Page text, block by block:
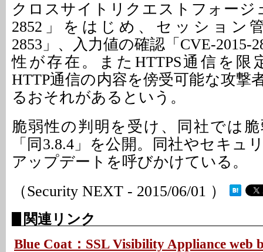
クロスサイトリクエストフォージ
2852」をはじめ、セッション管
2853」、入力値の確認「CVE-2015-
性が存在。またHTTPS通信を限
HTTP通信の内容を傍受可能な攻撃
るおそれがあるという。
脆弱性の判明を受け、同社では
「同3.8.4」を公開。同社やセキュ
アップデートを呼びかけている。
（Security NEXT - 2015/06/01 ）
関連リンク
Blue Coat：SSL Visibility Appliance web